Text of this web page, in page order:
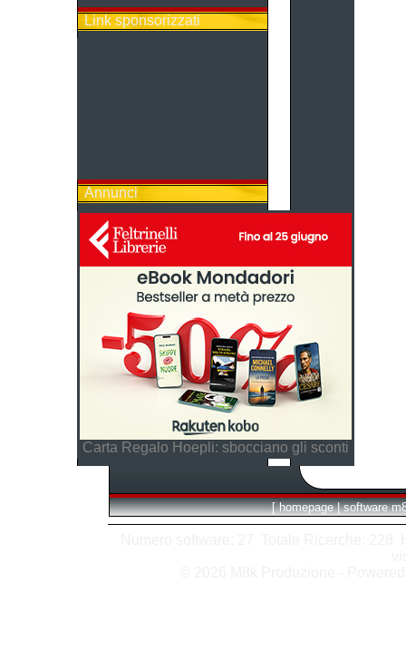
Link sponsorizzati
Annunci
Carta Regalo Hoepli: sbocciano gli sconti
[ homepage | software